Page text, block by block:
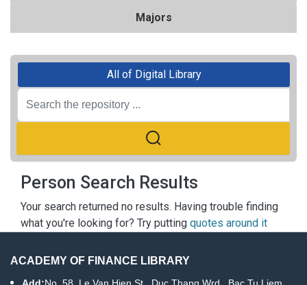
Majors
All of Digital Library
Person Search Results
Your search returned no results. Having trouble finding
what you're looking for? Try putting quotes around it
ACADEMY OF FINANCE LIBRARY